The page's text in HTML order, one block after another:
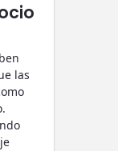
las